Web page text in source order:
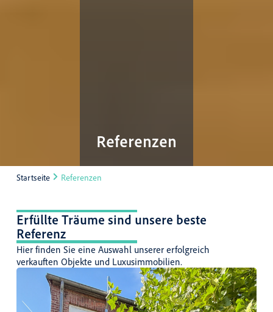
Referenzen
Startseite Referenzen
Erfüllte Träume sind unsere beste
Referenz
Hier finden Sie eine Auswahl unserer erfolgreich
verkauften Objekte und Luxusimmobilien.